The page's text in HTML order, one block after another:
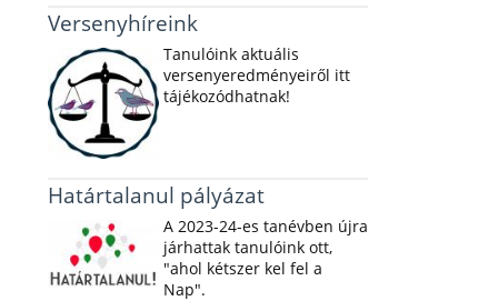
Versenyhíreink
Tanulóink aktuális
versenyeredményeiről itt
tájékozódhatnak!
Határtalanul pályázat
A 2023-24-es tanévben újra
járhattak tanulóink ott,
"ahol kétszer kel fel a
Nap".